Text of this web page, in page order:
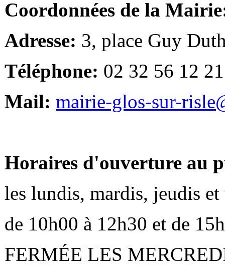
Coordonnées de la
Adresse: 3, place Guy
Téléphone: 02 32 56 12 21
Mail: mairie-glos-sur-
Horaires d'ouverture au
les lundis, mardis, jeudis et
de 10h00 à 12h30 et de
FERMÉE LES